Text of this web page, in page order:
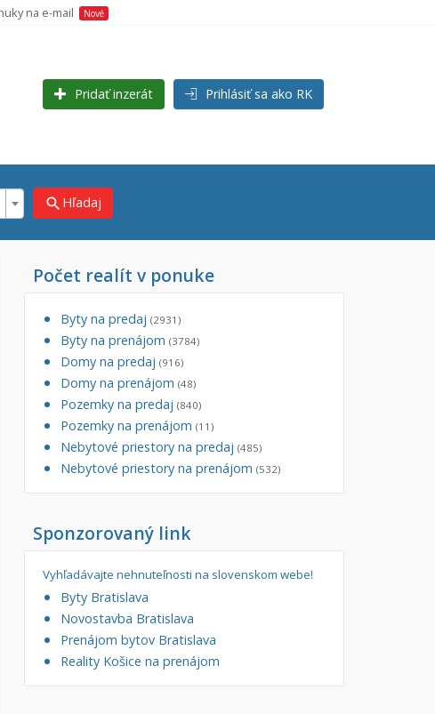
na e-mail Nové
Pridať inzerát Prihlásiť sa ako RK
search Hľadaj
priestory
Administratívne, obchodné
Garáž, garážové státie
Filtre
Súkromná inzercia
Ponuka RK
Novostavba
Počet realít v ponuke
Byty na predaj (2931)
Byty na prenájom (3784)
Domy na predaj (916)
Domy na prenájom (48)
Pozemky na predaj (840)
Pozemky na prenájom (11)
Nebytové priestory na predaj (485)
Nebytové priestory na prenájom (532)
Sponzorovaný link
Vyhľadávajte nehnuteľnosti na slovenskom webe!
Byty Bratislava
Novostavba Bratislava
Prenájom bytov Bratislava
Reality Košice na prenájom